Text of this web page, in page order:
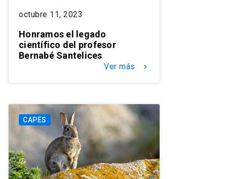
octubre 11, 2023
Honramos el legado
científico del profesor
Bernabé Santelices
Ver más keyboard_arrow_right
CAPES